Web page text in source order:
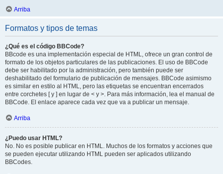
Arriba
Formatos y tipos de temas
¿Qué es el código BBCode?
BBcode es una implementación especial de HTML, ofrece un gran control de
formato de los objetos particulares de las publicaciones. El uso de BBCode
debe ser habilitado por la administración, pero también puede ser
deshabilitado del formulario de publicación de mensajes. BBCode asimismo
es similar en estilo al HTML, pero las etiquetas se encuentran encerrados
entre corchetes [ y ] en lugar de < y >. Para más información, lea el manual de
BBCode. El enlace aparece cada vez que va a publicar un mensaje.
Arriba
¿Puedo usar HTML?
No. No es posible publicar en HTML. Muchos de los formatos y acciones que
se pueden ejecutar utilizando HTML pueden ser aplicados utilizando
BBCodes.